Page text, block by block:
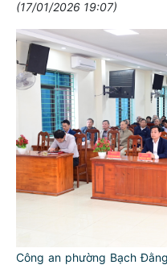
(17/01/2026 19:07)
Công an phường Bạch